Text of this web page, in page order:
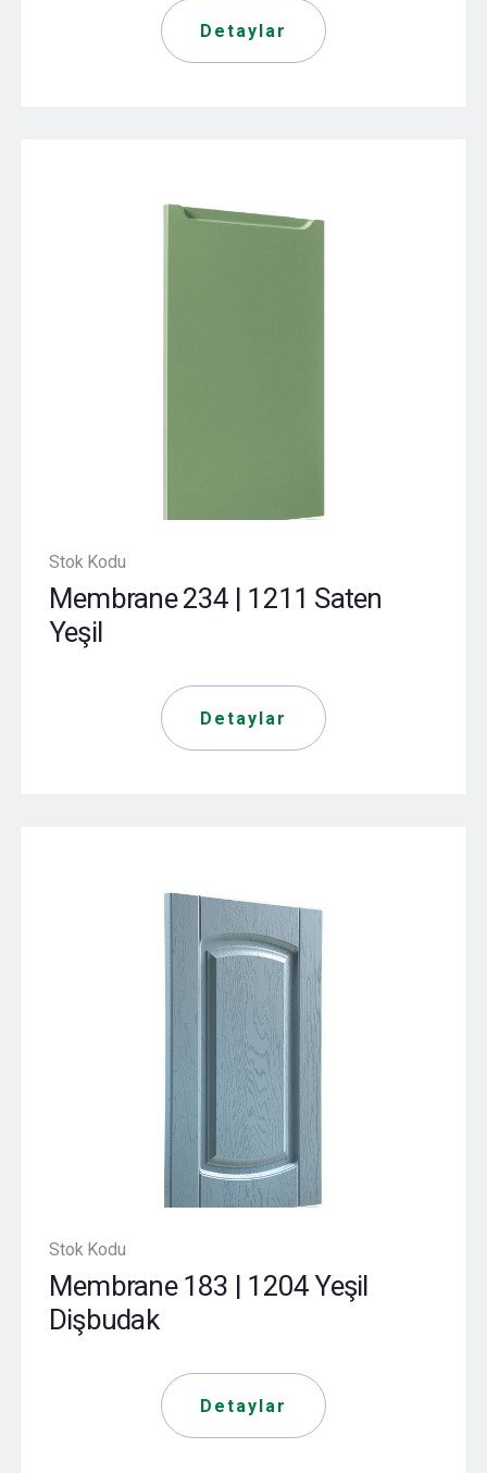
Detaylar
Stok Kodu
Membrane 234 | 1211 Saten
Yeşil
Detaylar
Stok Kodu
Membrane 183 | 1204 Yeşil
Dişbudak
Detaylar